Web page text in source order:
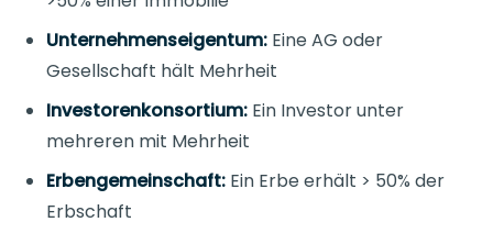
Unternehmenseigentum: Eine AG oder
Gesellschaft hält Mehrheit
Investorenkonsortium: Ein Investor unter
mehreren mit Mehrheit
Erbengemeinschaft: Ein Erbe erhält > 50% der
Erbschaft